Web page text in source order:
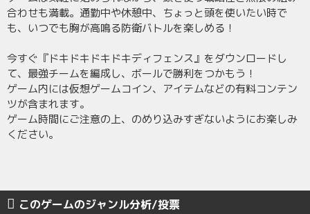
合わせも満載。通勤中や休憩中、ちょっと頭を使いたい時で
も、いつでも胸が高鳴る防衛バトルを楽しめる！
今すぐ『ドキドキドキドキディフェンス』をダウンロードし
て、最強チームを編成し、ボールで勝利をつかもう！
ゲーム内には仮想ゲームコイン、アイテムなどの有料コンテン
ツが含まれます。
ゲーム時間にご注意の上、のめり込みすぎないようにお楽しみ
ください。
このゲームのジャンル分析/投票